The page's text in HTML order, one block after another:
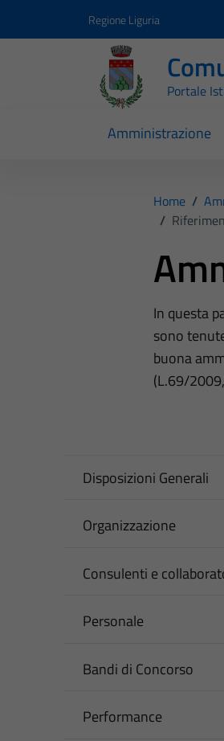
Regione Liguria
Portale
Amministrazione
Home /
/
In questa
sono
buona
(L.69/
Disposizioni Generali
Organizzazione
Consulenti e
Personale
Bandi di Concorso
Performance